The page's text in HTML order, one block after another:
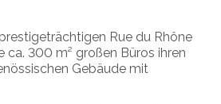
Rue du Rhône
ca. 300 m² großen Büros ihren
Gebäude mit